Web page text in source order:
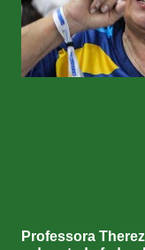
Professora